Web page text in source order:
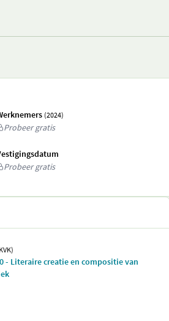
(2024)
Probeer gratis
Probeer gratis
- Literaire creatie en compositie van